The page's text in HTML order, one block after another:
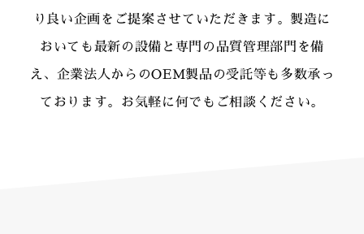
り良い企画をご提案させていただきます。製造に
おいても最新の設備と専門の品質管理部門を備
え、企業法人からのOEM製品の受託等も多数承っ
ております。お気軽に何でもご相談ください。